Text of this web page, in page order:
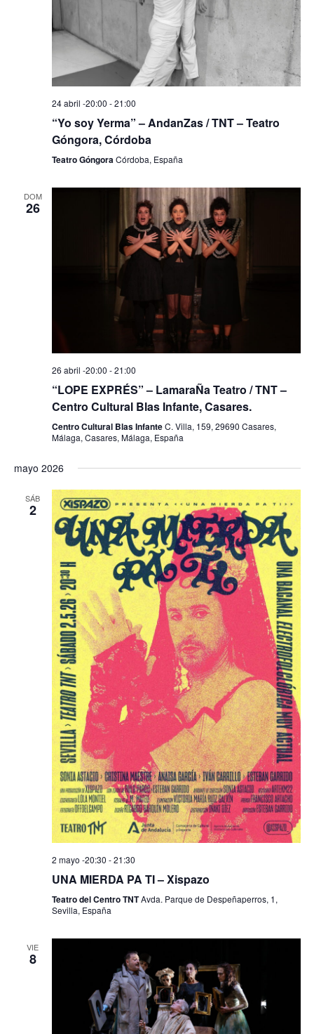
i
ó
n
d
s
i
a
s
d
e
E
v
n
t
o
s
n
d
e
v
i
d
24 abril -20:00 -21:00
“Yo soy Yerma” – AndanZas / TNT – Teatro
Góngora, Córdoba
Teatro GóngoraCórdoba, España
DOM
26
26 abril -20:00 -21:00
“LOPE EXPRÉS” – LamaraÑa Teatro / TNT –
Centro Cultural Blas Infante, Casares.
Centro Cultural Blas InfanteC. Villa, 159, 29690 Casares,
Málaga, Casares, Málaga, España
mayo 2026
SÁB
2
2 mayo -20:30 -21:30
UNA MIERDA PA TI – Xispazo
Teatro del Centro TNTAvda. Parque de Despeñaperros, 1,
Sevilla, España
VIE
8